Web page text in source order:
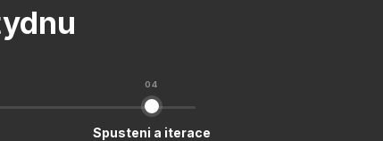
04
Spusteni a iterace